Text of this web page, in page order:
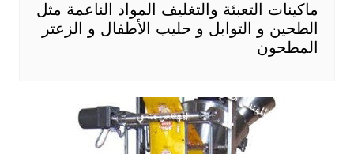
ماكينات التعبئة والتغليف المواد الناعمة مثل
الطحين و التوابل و حليب الأطفال و الزعتر
المطحون